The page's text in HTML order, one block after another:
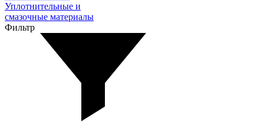
Уплотнительные и
смазочные материалы
Фильтр